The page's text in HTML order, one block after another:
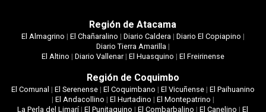
Región de Atacama
El Almagrino | El Chañaralino | Diario Caldera| Diario El Copiapino |
Diario Tierra Amarilla|
El Altino | Diario Vallenar| El Huasquino | El Freirinense
Región de Coquimbo
El Comunal | El Serenense| El Coquimbano | El Vicuñense| El Paihuanino
| El Andacollino | El Hurtadino | El Montepatrino |
La Perla del Limarí|El Punitaquino |El Combarbalino |El Canelino |El